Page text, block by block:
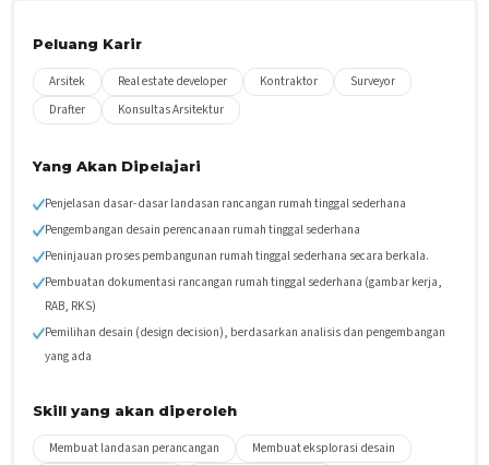
Peluang Karir
Arsitek Real estate developer Kontraktor
Surveyor
Drafter
Konsultas Arsitektur
Yang Akan Dipelajari
Penjelasan dasar-dasar landasan rancangan rumah tinggal sederhana
Pengembangan desain perencanaan rumah tinggal sederhana
Peninjauan proses pembangunan rumah tinggal sederhana secara berkala.
Pembuatan dokumentasi rancangan rumah tinggal sederhana (gambar kerja,
RAB, RKS)
Pemilihan desain (design decision), berdasarkan analisis dan pengembangan
yang ada
Skill yang akan diperoleh
Membuat landasan perancangan
Membuat eksplorasi desain